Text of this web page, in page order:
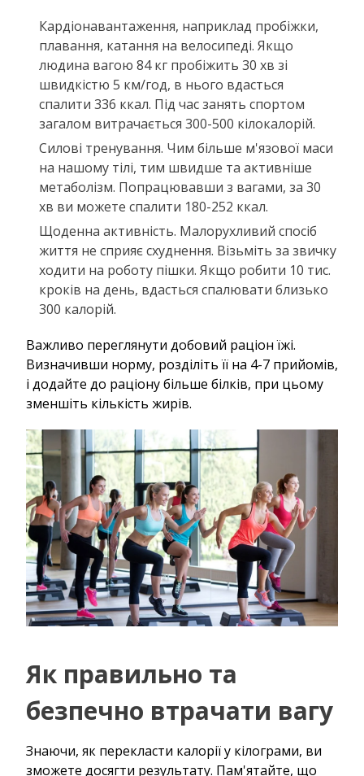
Кардіонавантаження, наприклад пробіжки,
плавання, катання на велосипеді. Якщо
людина вагою 84 кг пробіжить 30 хв зі
швидкістю 5 км/год, в нього вдасться
спалити 336 ккал. Під час занять спортом
загалом витрачається 300-500 кілокалорій.
Силові тренування. Чим більше м'язової маси
на нашому тілі, тим швидше та активніше
метаболізм. Попрацювавши з вагами, за 30
хв ви можете спалити 180-252 ккал.
Щоденна активність. Малорухливий спосіб
життя не сприяє схуднення. Візьміть за звичку
ходити на роботу пішки. Якщо робити 10 тис.
кроків на день, вдасться спалювати близько
300 калорій.
Важливо переглянути добовий раціон їжі.
Визначивши норму, розділіть її на 4-7 прийомів,
і додайте до раціону більше білків, при цьому
зменшіть кількість жирів.
Як правильно та
безпечно втрачати вагу
Знаючи, як перекласти калорії у кілограми, ви
зможете досягти результату. Пам'ятайте, що